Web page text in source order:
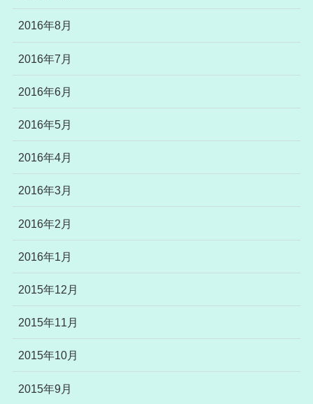
2016年8月
2016年7月
2016年6月
2016年5月
2016年4月
2016年3月
2016年2月
2016年1月
2015年12月
2015年11月
2015年10月
2015年9月